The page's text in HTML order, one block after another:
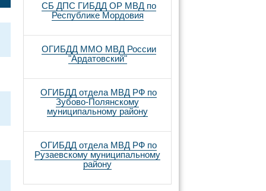
СБ ДПС ГИБДД ОР МВД по
Республике Мордовия
ОГИБДД ММО МВД России
"Ардатовский"
ОГИБДД отдела МВД РФ по
Зубово-Полянскому
муниципальному району
ОГИБДД отдела МВД РФ по
Рузаевскому муниципальному
району